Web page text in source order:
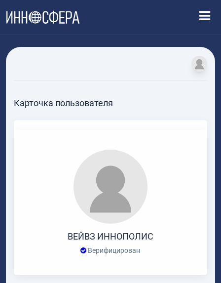
Карточка пользователя
ВЕЙВЗ ИННОПОЛИС
Верифицирован